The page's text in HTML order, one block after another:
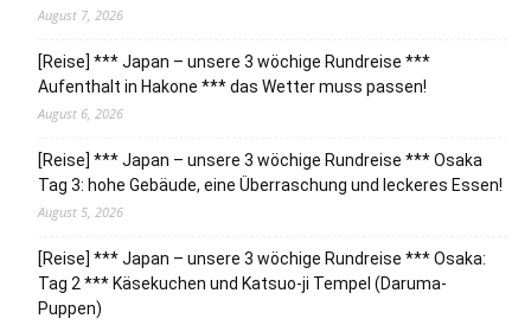
August 7, 2026
[Reise] *** Japan – unsere 3 wöchige Rundreise ***
Aufenthalt in Hakone *** das Wetter muss passen!
August 6, 2026
[Reise] *** Japan – unsere 3 wöchige Rundreise *** Osaka
Tag 3: hohe Gebäude, eine Überraschung und leckeres Essen!
August 5, 2026
[Reise] *** Japan – unsere 3 wöchige Rundreise *** Osaka:
Tag 2 *** Käsekuchen und Katsuo-ji Tempel (Daruma-
Puppen)